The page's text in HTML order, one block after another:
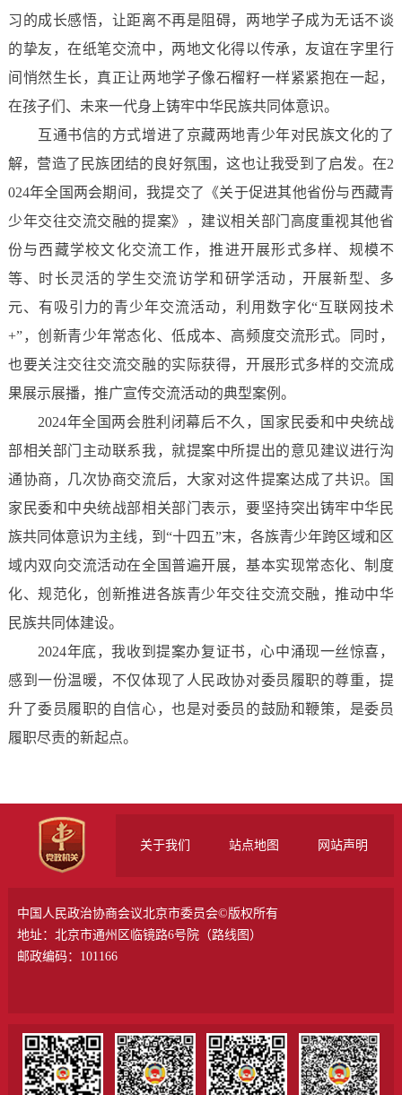
习的成长感悟，让距离不再是阻碍，两地学子成为无话不谈
的挚友，在纸笔交流中，两地文化得以传承，友谊在字里行
间悄然生长，真正让两地学子像石榴籽一样紧紧抱在一起，
在孩子们、未来一代身上铸牢中华民族共同体意识。
互通书信的方式增进了京藏两地青少年对民族文化的了
解，营造了民族团结的良好氛围，这也让我受到了启发。在2
024年全国两会期间，我提交了《关于促进其他省份与西藏青
少年交往交流交融的提案》，建议相关部门高度重视其他省
份与西藏学校文化交流工作，推进开展形式多样、规模不
等、时长灵活的学生交流访学和研学活动，开展新型、多
元、有吸引力的青少年交流活动，利用数字化“互联网技术
+”，创新青少年常态化、低成本、高频度交流形式。同时，
也要关注交往交流交融的实际获得，开展形式多样的交流成
果展示展播，推广宣传交流活动的典型案例。
2024年全国两会胜利闭幕后不久，国家民委和中央统战
部相关部门主动联系我，就提案中所提出的意见建议进行沟
通协商，几次协商交流后，大家对这件提案达成了共识。国
家民委和中央统战部相关部门表示，要坚持突出铸牢中华民
族共同体意识为主线，到“十四五”末，各族青少年跨区域和区
域内双向交流活动在全国普遍开展，基本实现常态化、制度
化、规范化，创新推进各族青少年交往交流交融，推动中华
民族共同体建设。
2024年底，我收到提案办复证书，心中涌现一丝惊喜，
感到一份温暖，不仅体现了人民政协对委员履职的尊重，提
升了委员履职的自信心，也是对委员的鼓励和鞭策，是委员
履职尽责的新起点。
关于我们 站点地图 网站声明
中国人民政治协商会议北京市委员会©版权所有
地址：北京市通州区临镜路6号院（路线图）
邮政编码：101166